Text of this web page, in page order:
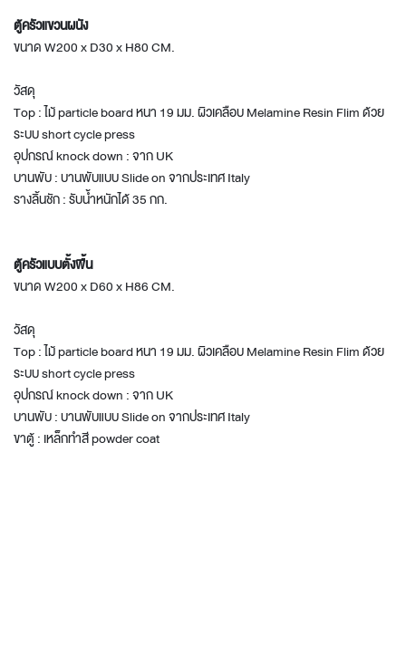
ตู้ครัวแขวนผนัง
ขนาด W200 x D30 x H80 CM.
วัสดุ
Top : ไม้ particle board หนา 19 มม. ผิวเคลือบ Melamine Resin Flim ด้วย
ระบบ short cycle press
อุปกรณ์ knock down : จาก UK
บานพับ : บานพับแบบ Slide on จากประเทศ Italy
รางลิ้นชัก : รับน้ำหนักได้ 35 กก.
ตู้ครัวแบบตั้งพื้น
ขนาด W200 x D60 x H86 CM.
วัสดุ
Top : ไม้ particle board หนา 19 มม. ผิวเคลือบ Melamine Resin Flim ด้วย
ระบบ short cycle press
อุปกรณ์ knock down : จาก UK
บานพับ : บานพับแบบ Slide on จากประเทศ Italy
ขาตู้ : เหล็กทำสี powder coat